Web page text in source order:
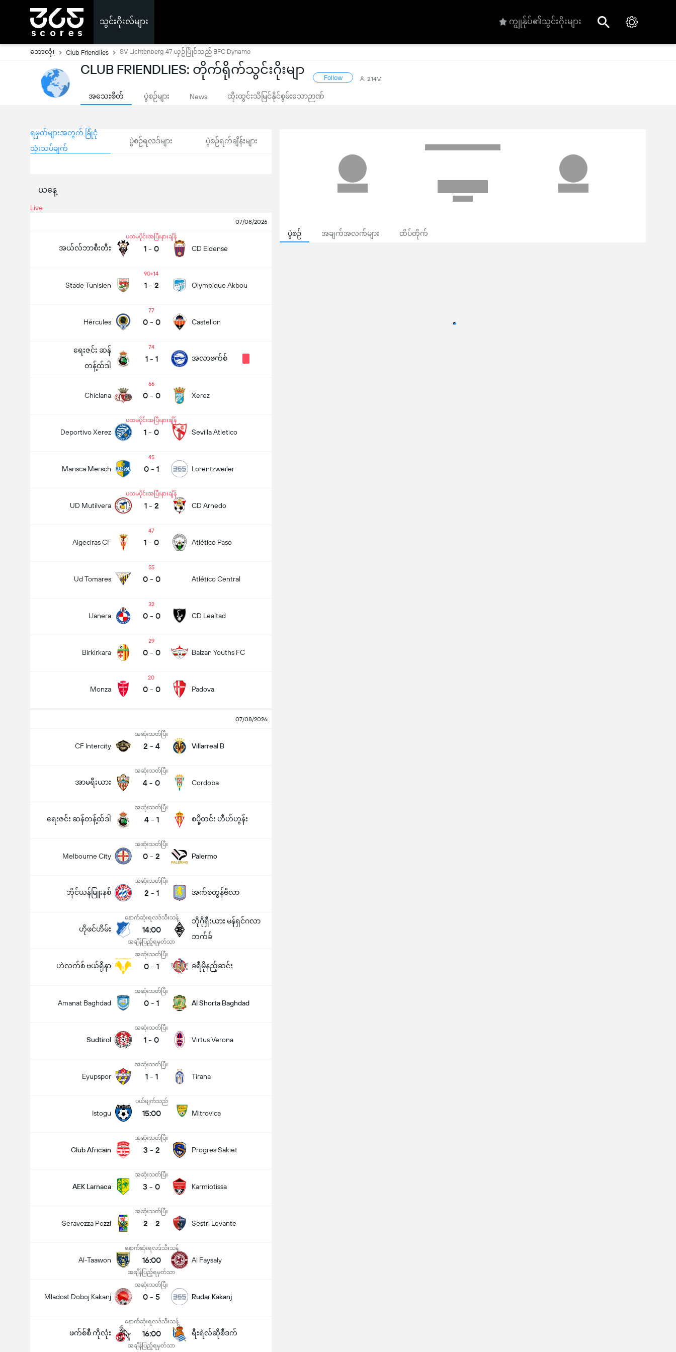
သွင်းဂိုးလ်များ ကျွုန်ုပ်၏သွင်းဂိုးများ
ဘောလုံး Club Friendlies SV Lichtenberg 47 ယှဉ်ပြိုင်သည် BFC Dynamo
CLUB FRIENDLIES: တိုက်ရိုက်သွင်းဂိုးမျာ
Follow 2.14M
အသေးစိတ် ပွဲစဉ်များ News ထိုးထွင်းသိမြင်နိုင်စွမ်းသောဉာဏ်
ရမှတ်များအတွက် ခြုံငုံ
သုံးသပ်ချက်
ပွဲစဉ်ရလဒ်များ ပွဲစဉ်ရက်ချိန်းများ
ယနေ့
Live
07/08/2026
အယ်လ်ဘာစီးတီး
ပထမပိုင်းအပြီးနားချိန်
1 - 0 CD Eldense
Stade Tunisien
90+14
1 - 2 Olympique Akbou
Hércules
77
0 - 0 Castellon
ရေးဇင်း ဆန်
တန့်ထ်ဒါ
74
1 - 1 အလာဗက်စ်
Chiclana
66
0 - 0 Xerez
Deportivo Xerez
ပထမပိုင်းအပြီးနားချိန်
1 - 0 Sevilla Atletico
Marisca Mersch
45
0 - 1 Lorentzweiler
UD Mutilvera
ပထမပိုင်းအပြီးနားချိန်
1 - 2 CD Arnedo
Algeciras CF
47
1 - 0 Atlético Paso
Ud Tomares
55
0 - 0 Atlético Central
Llanera
32
0 - 0 CD Lealtad
Birkirkara
29
0 - 0 Balzan Youths FC
Monza
20
0 - 0 Padova
07/08/2026
CF Intercity
အဆုံးသတ်ပြီး
2 - 4 Villarreal B
အာမရီးယား
အဆုံးသတ်ပြီး
4 - 0 Cordoba
ရေးဇင်း ဆန်တန့်ထ်ဒါ
အဆုံးသတ်ပြီး
4 - 1 စပို့တင်း ဟီဟ်ဟွန်း
Melbourne City
အဆုံးသတ်ပြီး
0 - 2 Palermo
ဘိုင်ယန်မြူးနစ်
အဆုံးသတ်ပြီး
2 - 1 အက်စတွန်ဗီလာ
ဟိုဖင်ဟိမ်း
နောက်ဆုံးရလဒ်သီးသန့်
14:00
အချိန်ပြည့်ရမှတ်သာ
ဘိုဂိုရှီးယား မန်ရှင်ဂလာ
ဘက်ခ်
ဟဲလက်စ် ဗယ်ရိုနာ
အဆုံးသတ်ပြီး
0 - 1 ခရီမိုနည့်ဆင်း
Amanat Baghdad
အဆုံးသတ်ပြီး
0 - 1 Al Shorta Baghdad
Sudtirol
အဆုံးသတ်ပြီး
1 - 0 Virtus Verona
Eyupspor
အဆုံးသတ်ပြီး
1 - 1 Tirana
Istogu
ပယ်ဖျက်သည်
15:00 Mitrovica
Club Africain
အဆုံးသတ်ပြီး
3 - 2 Progres Sakiet
AEK Larnaca
အဆုံးသတ်ပြီး
3 - 0 Karmiotissa
Seravezza Pozzi
အဆုံးသတ်ပြီး
2 - 2 Sestri Levante
Al-Taawon
နောက်ဆုံးရလဒ်သီးသန့်
16:00
အချိန်ပြည့်ရမှတ်သာ
Al Faysaly
Mladost Doboj Kakanj
အဆုံးသတ်ပြီး
0 - 5 Rudar Kakanj
ဖက်စ်စီ ကိုလုံး
နောက်ဆုံးရလဒ်သီးသန့်
16:00
အချိန်ပြည့်ရမှတ်သာ
ရီးရဲလ်ဆိုစီဒက်
ပွဲစဉ် အချက်အလက်များ ထိပ်တိုက်